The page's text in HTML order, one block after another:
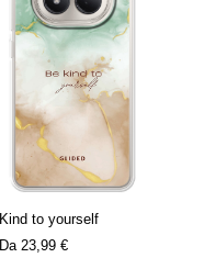
Kind to yourself
Da 23,99 €